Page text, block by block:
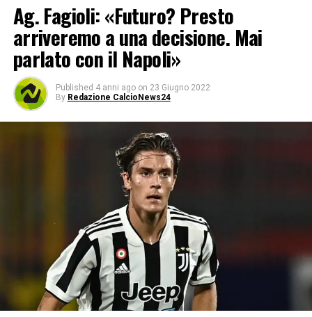
Ag. Fagioli: «Futuro? Presto
arriveremo a una decisione. Mai
parlato con il Napoli»
Published 4 anni ago on 23 Giugno 2022
By Redazione CalcioNews24